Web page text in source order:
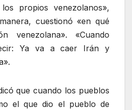
propios venezolanos»,
cuestionó «en qué
venezolana». «Cuando
Ya va a caer Irán y
que cuando los pueblos
el que dio el pueblo de